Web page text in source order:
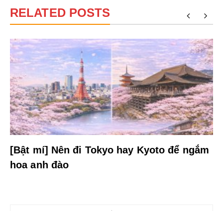
RELATED POSTS
[Bật mí] Nên đi Tokyo hay Kyoto để ngắm
hoa anh đào